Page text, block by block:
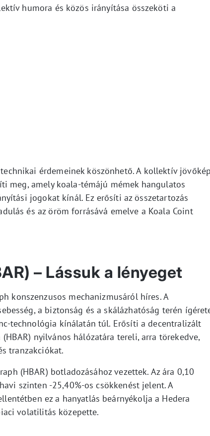
humora és közös irányítása összeköti a
érdemeinek köszönhető. A kollektív
meg, amely koala-témájú mémek hangulatos
jogokat kínál. Ez erősíti az összetartozás
és az öröm forrásává emelve a Koala Coint
– Lássuk a lényeget
konszenzusos mechanizmusáról híres. A
a biztonság és a skálázhatóság terén
technológia kínálatán túl. Erősíti a decentralizált
nyilvános hálózatára tereli, arra törekedve,
tranzakciókat.
(HBAR) botladozásához vezettek. Az ára 0,10
szinten -25,40%-os csökkenést jelent. A
ez a hanyatlás beárnyékolja a Hedera
volatilitás közepette.